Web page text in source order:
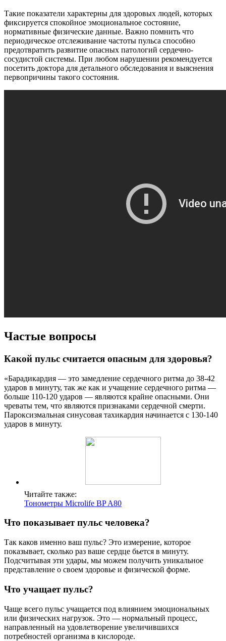
Такие показатели характерны для здоровых людей, которых
фиксируется спокойное эмоциональное состояние,
нормативные физические данные. Важно помнить что
периодическое отслеживание частоты пульса способно
предотвратить развитие опасных патологий сердечно-
сосудистой системы. При любом нарушении рекомендуется
посетить доктора для детального обследования и выяснения
первопричины такого состояния.
Частые вопросы
Какой пульс считается опасным для здоровья?
«Барадикардия — это замедление сердечного ритма до 38-42
ударов в минуту, так же как и учащение сердечного ритма —
больше 110-120 ударов — являются крайне опасными. Они
чреваты тем, что являются признаками сердечной смерти.
Пароксизмальная синусовая тахикардия начинается с 130-140
ударов в минуту.
Читайте также:
Тонометры Microlife BP A80
Что показывает пульс человека?
Так каков именно ваш пульс? Это измерение, которое
показывает, сколько раз ваше сердце бьется в минуту.
Подсчитывая эти удары, мы можем получить уникальное
представление о своем здоровье и физической форме.
Что учащает пульс?
Чаще всего пульс учащается под влиянием эмоциональных
или физических нагрузок. Это — нормальный процесс,
направленный на удовлетворение увеличившихся
потребностей организма в кислороде.